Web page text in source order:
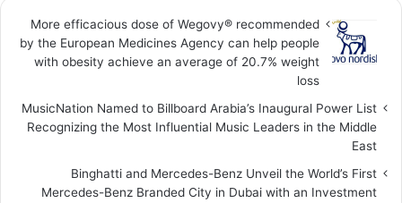
More efficacious dose of Wegovy®️ recommended
by the European Medicines Agency can help people
with obesity achieve an average of 20.7% weight
loss
MusicNation Named to Billboard Arabia’s Inaugural Power List
Recognizing the Most Influential Music Leaders in the Middle
East
Binghatti and Mercedes-Benz Unveil the World’s First
Mercedes-Benz Branded City in Dubai with an Investment